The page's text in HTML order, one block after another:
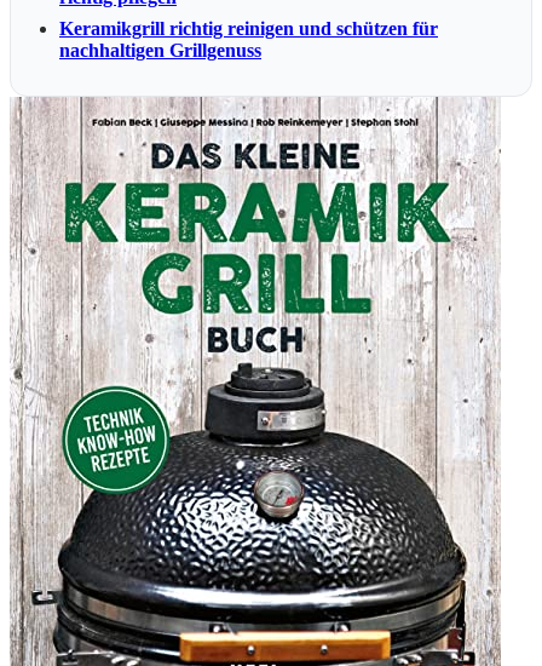
Keramikgrill richtig reinigen und schützen für
nachhaltigen Grillgenuss